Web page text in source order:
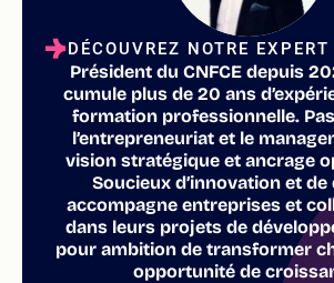
DÉCOUVREZ NOTRE
Président du CNFCE depuis
cumule plus de 20 ans
formation professionnelle.
l’entrepreneuriat et le
vision stratégique et ancrage
Soucieux d’innovation et de
accompagne entreprises et
dans leurs projets de
pour ambition de transformer
opportunité de